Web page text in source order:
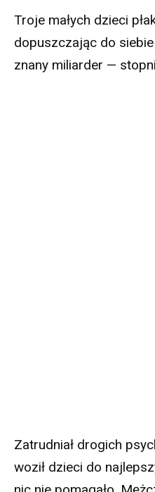
Troje małych dzieci
dopuszczając do
znany miliarder —
Zatrudniał drogich
woził dzieci do